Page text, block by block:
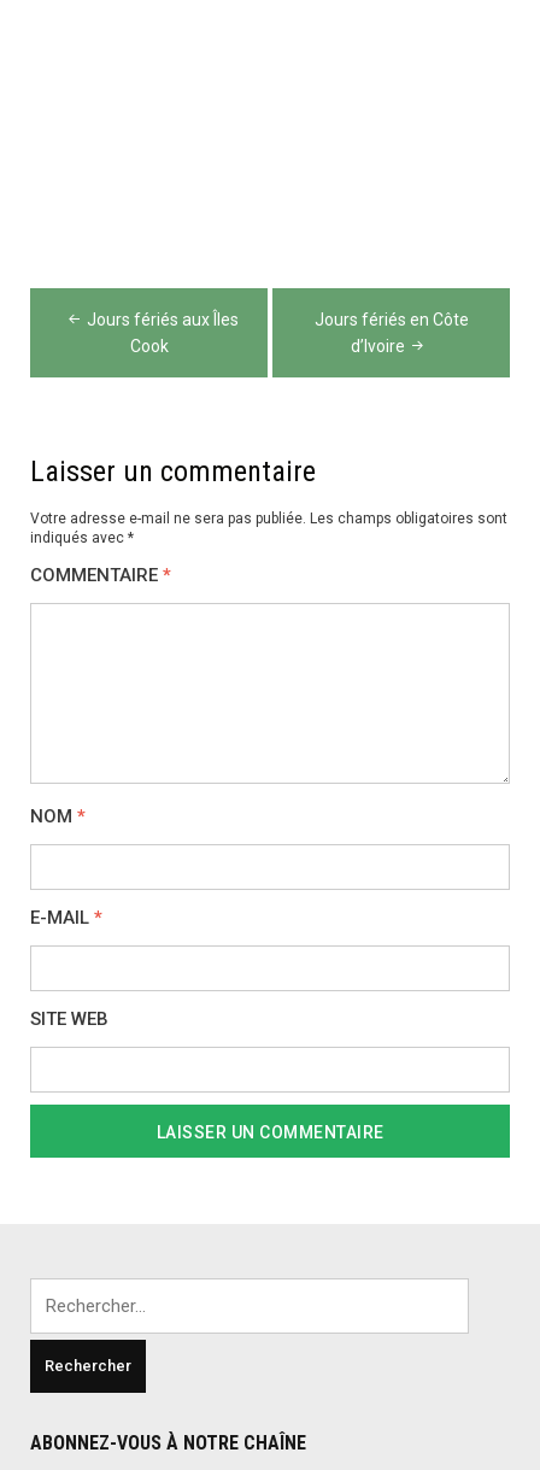
Navigation
Jours fériés aux Îles
Cook
Jours fériés en Côte
d’Ivoire
Laisser un commentaire
Votre adresse e-mail ne sera pas publiée. Les champs obligatoires sont
indiqués avec *
COMMENTAIRE *
NOM *
E-MAIL *
SITE WEB
ABONNEZ-VOUS À NOTRE CHAÎNE